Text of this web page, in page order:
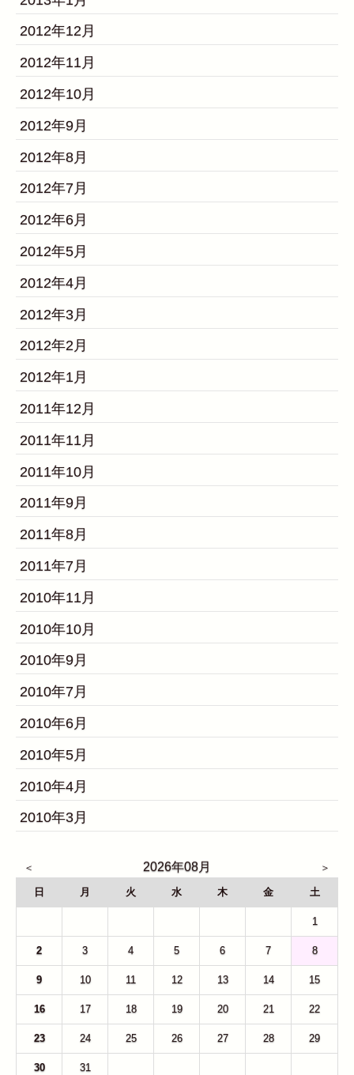
2012年12月
2012年11月
2012年10月
2012年9月
2012年8月
2012年7月
2012年6月
2012年5月
2012年4月
2012年3月
2012年2月
2012年1月
2011年12月
2011年11月
2011年10月
2011年9月
2011年8月
2011年7月
2010年11月
2010年10月
2010年9月
2010年7月
2010年6月
2010年5月
2010年4月
2010年3月
2026年08月
日 月 火 水 木 金 土
1
2 3 4 5 6 7 8
9 10 11 12 13 14 15
16 17 18 19 20 21 22
23 24 25 26 27 28 29
30 31